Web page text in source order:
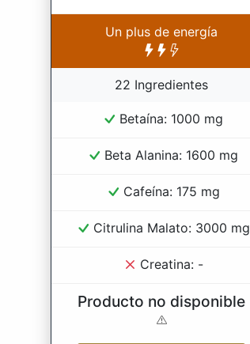
Un plus de energía
22 Ingredientes
Betaína: 1000 mg
Beta Alanina: 1600 mg
Cafeína: 175 mg
Citrulina Malato: 3000 mg
Creatina: -
Producto no disponible